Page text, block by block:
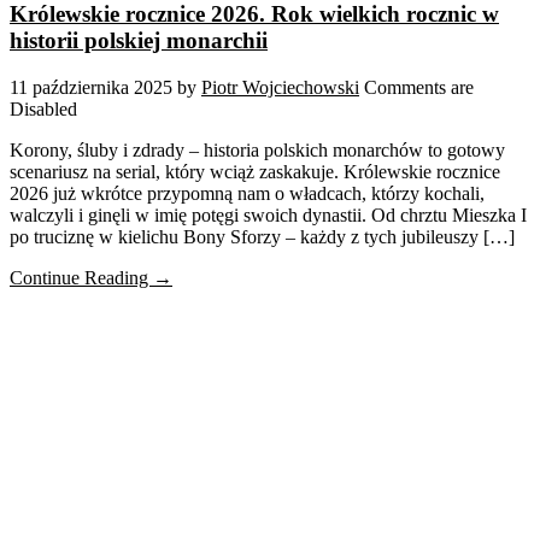
Królewskie rocznice 2026. Rok wielkich rocznic w
historii polskiej monarchii
11 października 2025 by Piotr Wojciechowski Comments are
Disabled
Korony, śluby i zdrady – historia polskich monarchów to gotowy
scenariusz na serial, który wciąż zaskakuje. Królewskie rocznice
2026 już wkrótce przypomną nam o władcach, którzy kochali,
walczyli i ginęli w imię potęgi swoich dynastii. Od chrztu Mieszka I
po truciznę w kielichu Bony Sforzy – każdy z tych jubileuszy […]
Continue Reading →